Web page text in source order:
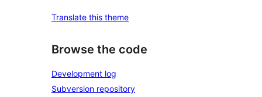
Translate this theme
Browse the code
Development log
Subversion repository